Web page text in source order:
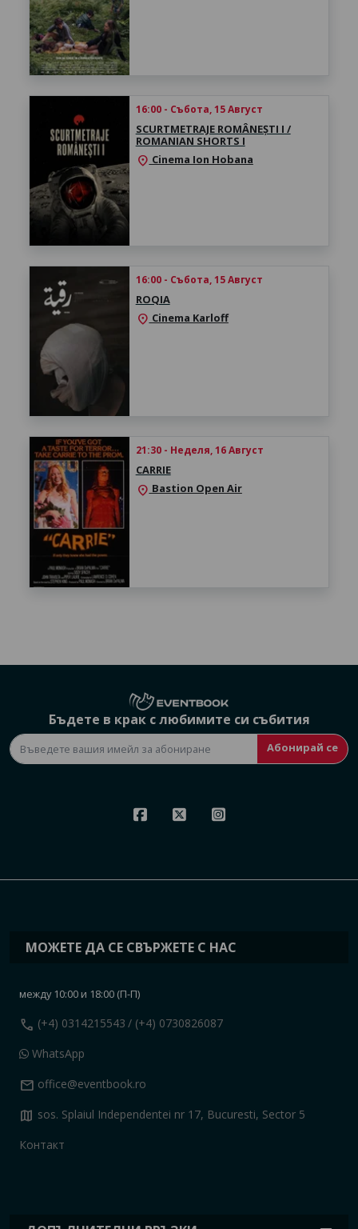
16:00 - Събота, 15 Август
SCURTMETRAJE ROMÂNEȘTI I /
ROMANIAN SHORTS I
location_on Cinema Ion Hobana
16:00 - Събота, 15 Август
ROQIA
location_on Cinema Karloff
21:30 - Неделя, 16 Август
CARRIE
location_on Bastion Open Air
Бъдете в крак с любимите си събития
Абонирай се
МОЖЕТЕ ДА СЕ СВЪРЖЕТЕ С НАС
между 10:00 и 18:00 (П-П)
call (+4) 0314215543 / (+4) 0730826087
WhatsApp
mail office@eventbook.ro
map sos. Splaiul Independentei nr 17, Bucuresti, Sector 5
Контакт